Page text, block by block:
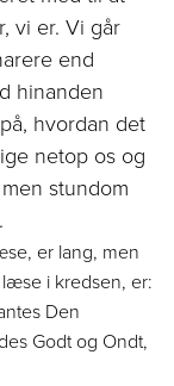
vi er. Vi går
end
hinanden
hvordan det
netop os og
stundom
er lang, men
i kredsen, er:
Den
Godt og Ondt,